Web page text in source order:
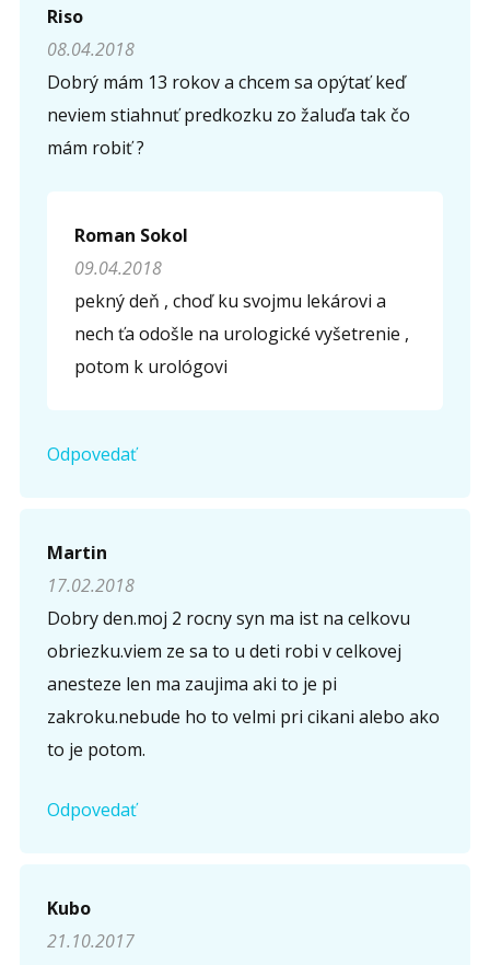
Riso
08.04.2018
Dobrý mám 13 rokov a chcem sa opýtať keď
neviem stiahnuť predkozku zo žaluďa tak čo
mám robiť ?
Roman Sokol
09.04.2018
pekný deň , choď ku svojmu lekárovi a
nech ťa odošle na urologické vyšetrenie ,
potom k urológovi
Odpovedať
Martin
17.02.2018
Dobry den.moj 2 rocny syn ma ist na celkovu
obriezku.viem ze sa to u deti robi v celkovej
anesteze len ma zaujima aki to je pi
zakroku.nebude ho to velmi pri cikani alebo ako
to je potom.
Odpovedať
Kubo
21.10.2017